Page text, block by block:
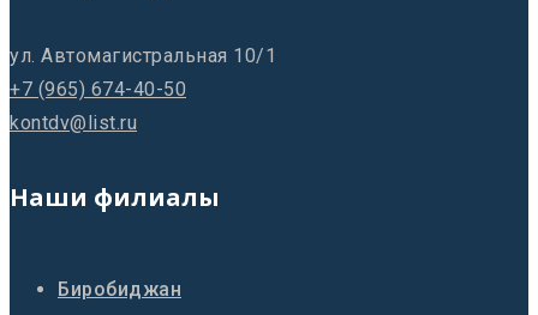
ул. Автомагистральная 10/1
+7 (965) 674-40-50
kontdv@list.ru
Наши филиалы
Биробиджан